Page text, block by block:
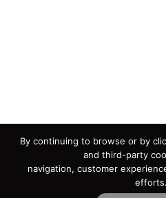
By continuing to browse or by
and third-party
navigation, customer
efforts.